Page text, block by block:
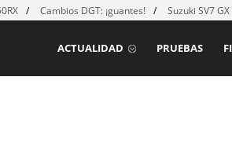
Cambios DGT: ¡guantes! Suzuki SV7 GX
PRUEBAS
ACTUALIDAD